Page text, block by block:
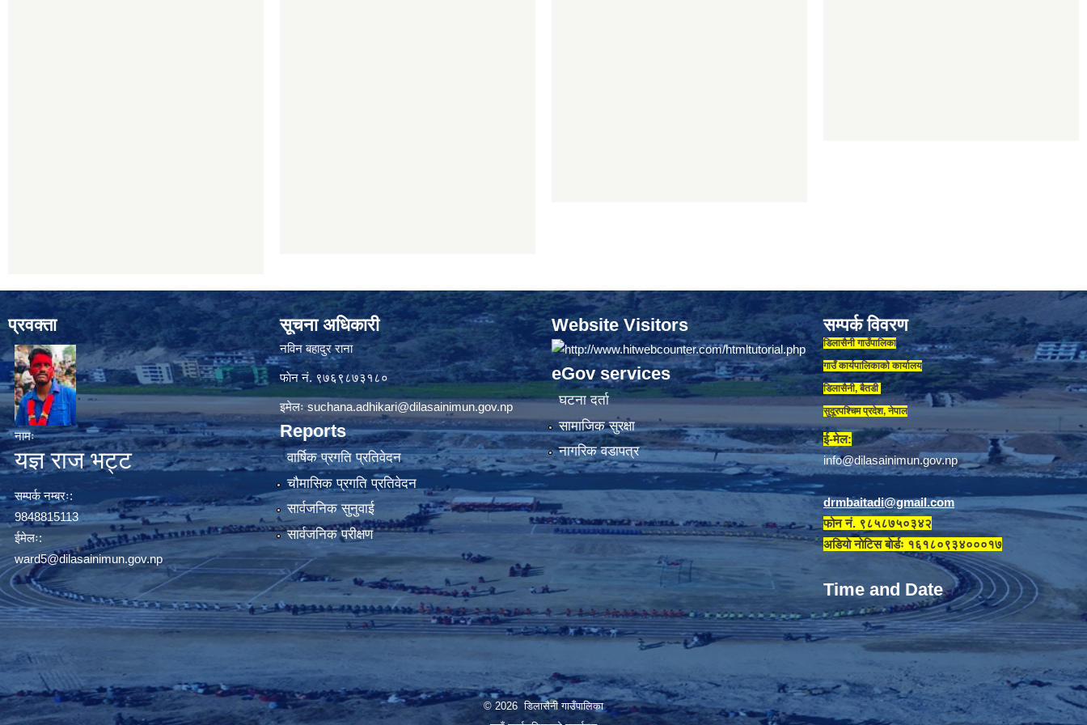
प्रवक्ता
नामः
यज्ञ राज भट्ट
सम्पर्क नम्बरः:
9848815113
ईमेलः:
ward5@dilasainimun.gov.np
सूचना अधिकारी
नविन बहादुर राना
फाेन नं. ९७६९८७३१८०
इमेलःsuchana.adhikari@dilasainimun.gov.np
Reports
वार्षिक प्रगति प्रतिवेदन
चौमासिक प्रगति प्रतिवेदन
सार्वजनिक सुनुवाई
सार्वजनिक परीक्षण
Website Visitors
eGov services
घटना दर्ता
सामाजिक सुरक्षा
नागरिक वडापत्र
सम्पर्क विवरण
डिलासैनी गाउँपालिका
गाउँ कार्यपालिकाकाे कार्यालय
डिलासैनी, बैतडी
सुदूरपश्चिम प्रदेश, नेपाल
ई-मेल:
info@dilasainimun.gov.np
drmbaitadi@gmail.com
फोन नं. ९८५८७५०३४२
अडियाे नाेटिस बाेर्डः १६१८०९३४०००१७
Time and Date
© 2026 डिलासैनी गाउँपालिका